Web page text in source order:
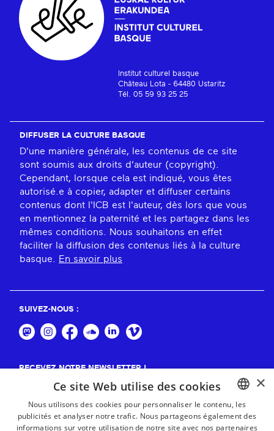
Institut culturel basque
Château Lota - 64480 Ustaritz
Tél. 05 59 93 25 25
DIFFUSER LA CULTURE BASQUE
D'une manière générale, les contenus de ce site
sont soumis aux droits d'auteur (copyright).
Cependant, lorsque cela est indiqué, vous êtes
autorisé.e à copier, adapter et diffuser certains
contenus dont l'ICB est l'auteur, dès lors que vous
en mentionnez la paternité et les partagez dans les
mêmes conditions. Nous souhaitons en effet
faciliter la diffusion des contenus liés à la culture
basque. En savoir plus
SUIVEZ-NOUS :
RECEVEZ NOTRE NEWSLETTER !
BASQUE
×
Ce site Web utilise des cookies
Nous utilisons des cookies pour personnaliser le contenu, les
publicités et analyser notre trafic. Nous partageons également des
informations sur votre utilisation de notre site avec nos partenaires